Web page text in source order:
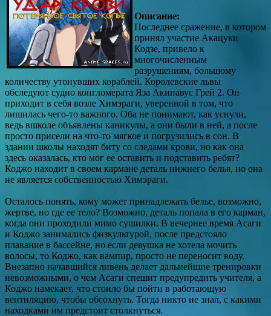
Описание:
Последнее сражение, в котором
принял участие Акацуки
Кодзе, привело к
многочисленным
разрушениям, большому
количеству утонувших кораблей. Королевские львы
обследуют судно конгломерата Яза Акинавус Грей 2. Он
приходит в себя возле Химэраги, уверенной в том, что
лишилась чего-то важного. Оба не понимают, как уснули,
ведь вшколе объявлены каникулы, а они были в ней, а после
просто присели на что-то мягкое и погрузились в сон. В
здании школы находят биту со следами крови, но как она
здесь оказалась, кто мог ее оставить и подставить ребят?
Коджо находит в своем кармане деталь нижнего белья, но она
не является собственностью Химэраги.
Осталось понять, кому может принадлежать белье, возможно,
жертве, но где ее тело? Возможно, деталь попала в его карман,
когда они проходили мимо сушилки. В вечернее время Асаги
и Коджо занимались физкультурой, после предстояло
плавание в бассейне, но если девушка не хотела мочить
волосы, то Коджо, как вампир, просто не переносит воду.
Внезапно начавшийся ливень делает дальнейшие тренировки
невозможными, о чем Асаги спешит предупредить учителя, а
Коджо намекает, что стоило бы пойти в работающую
вентиляцию, чтобы обсохнуть. Тогда никто не знал, с какими
находками им предстоит столкнуться.